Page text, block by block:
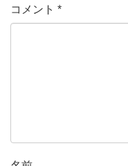
コメント *